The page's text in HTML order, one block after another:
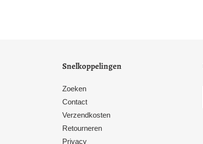
Snelkoppelingen
Zoeken
Contact
Verzendkosten
Retourneren
Privacy